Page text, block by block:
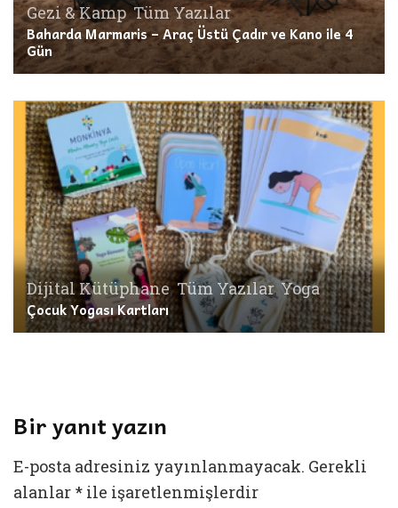
Gezi & Kamp,Tüm Yazılar
Baharda Marmaris – Araç Üstü Çadır ve Kano ile 4
Gün
Dijital Kütüphane,Tüm Yazılar,Yoga
Çocuk Yogası Kartları
Bir yanıt yazın
E-posta adresiniz yayınlanmayacak. Gerekli
alanlar * ile işaretlenmişlerdir